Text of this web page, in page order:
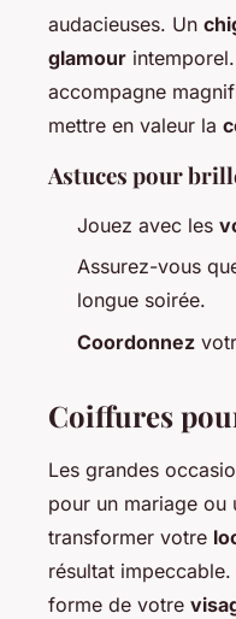
audacieuses. Un
glamour
accompagne
mettre en valeur la
Astuces pour
Jouez avec les
Assurez-vous
longue soirée.
Coordonnez
Coiffures
Les grandes
pour un mariage ou
transformer votre
résultat impeccable.
forme de votre